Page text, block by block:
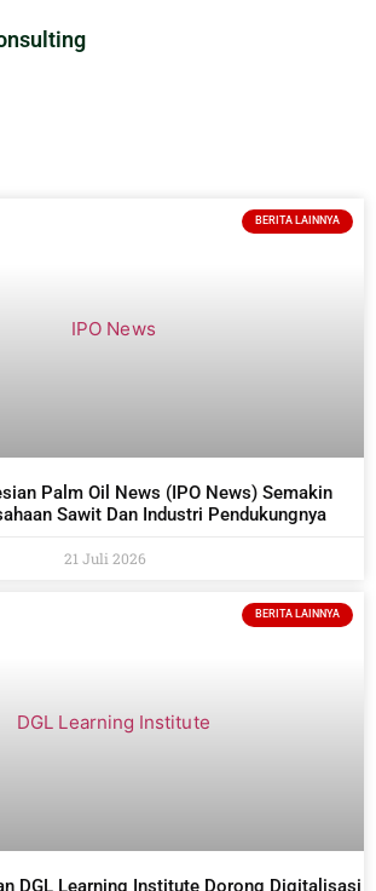
BERITA LAINNYA
Palm Oil News (IPO News) Semakin
Sawit Dan Industri Pendukungnya
21 Juli 2026
BERITA LAINNYA
DGL Learning Institute Dorong Digitalisasi